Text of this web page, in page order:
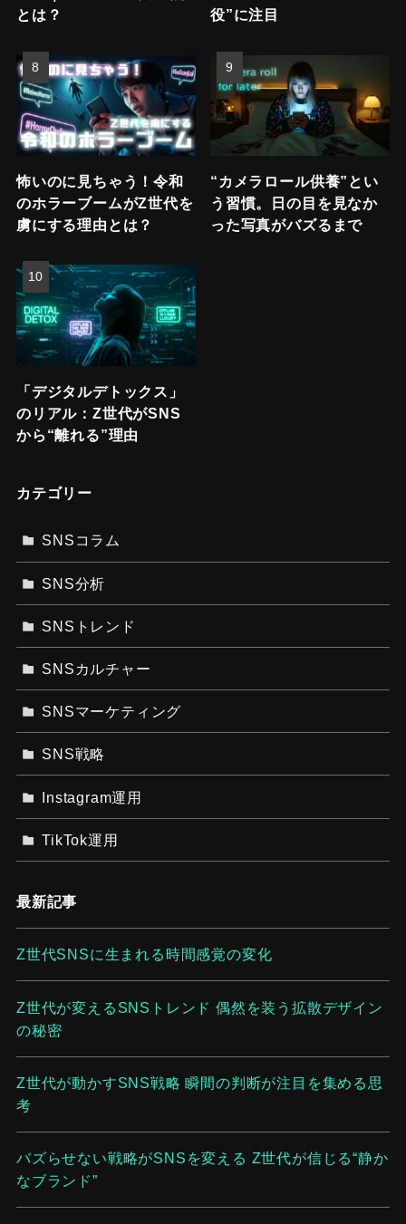
とは？
役”に注目
怖いのに見ちゃう！令和
のホラーブームがZ世代を
虜にする理由とは？
“カメラロール供養”とい
う習慣。日の目を見なか
った写真がバズるまで
「デジタルデトックス」
のリアル：Z世代がSNS
から“離れる”理由
カテゴリー
SNSコラム
SNS分析
SNSトレンド
SNSカルチャー
SNSマーケティング
SNS戦略
Instagram運用
TikTok運用
最新記事
Z世代SNSに生まれる時間感覚の変化
Z世代が変えるSNSトレンド 偶然を装う拡散デザイン
の秘密
Z世代が動かすSNS戦略 瞬間の判断が注目を集める思
考
バズらせない戦略がSNSを変える Z世代が信じる“静か
なブランド”